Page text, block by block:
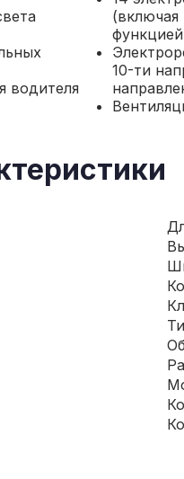
водителя
(включая
10-ти